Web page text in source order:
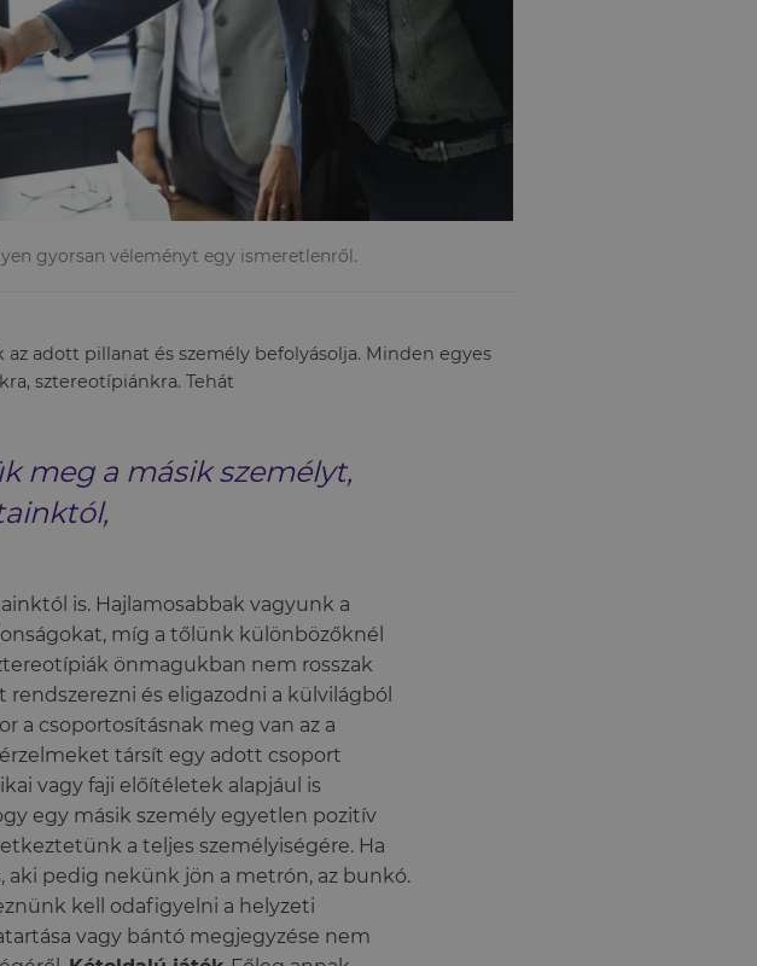
gyorsan véleményt egy ismeretlenről.
adott pillanat és személy befolyásolja. Minden egyes
sztereotípiánkra. Tehát
meg a másik személyt,
is. Hajlamosabbak vagyunk a
míg a tőlünk különbözőknél
önmagukban nem rosszak
és eligazodni a külvilágból
a csoportosításnak meg van az a
társít egy adott csoport
vagy faji előítéletek alapjául is
egy másik személy egyetlen pozitív
a teljes személyiségére. Ha
aki pedig nekünk jön a metrón, az bunkó.
kell odafigyelni a helyzeti
vagy bántó megjegyzése nem